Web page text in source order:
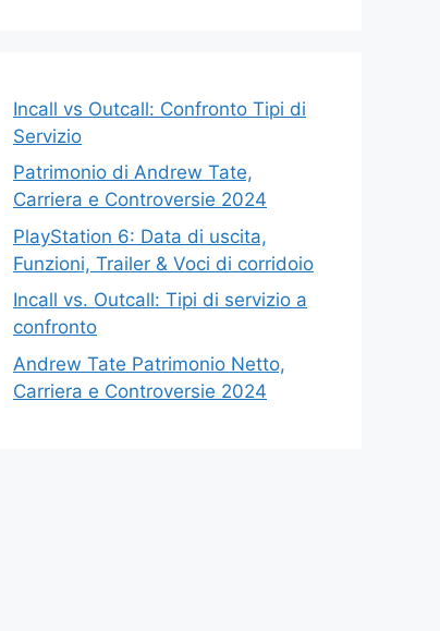
Incall vs Outcall: Confronto Tipi di
Servizio
Patrimonio di Andrew Tate,
Carriera e Controversie 2024
PlayStation 6: Data di uscita,
Funzioni, Trailer & Voci di corridoio
Incall vs. Outcall: Tipi di servizio a
confronto
Andrew Tate Patrimonio Netto,
Carriera e Controversie 2024